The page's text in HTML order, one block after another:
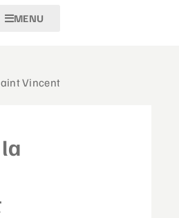
MENU
Vincent